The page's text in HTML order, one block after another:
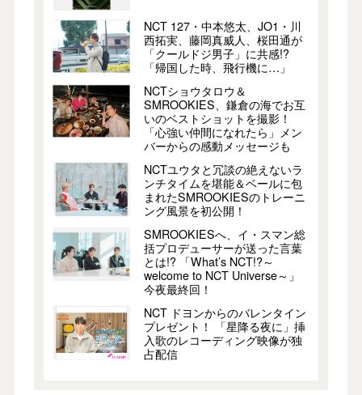
NCT 127・中本悠太、JO1・川
西拓実、藤岡真威人、桜田通が
「クールドジ男子」に共感!?
「帰国した時、飛行機に…」
NCTショウタロウ＆
SMROOKIES、鎌倉の海でお互
いのベストショットを撮影！
「心強い仲間になれたら」メン
バーからの感動メッセージも
NCTユウタと冗談の絶えないラ
ンチタイムを堪能＆ベールに包
まれたSMROOKIESのトレーニ
ング風景を初公開！
SMROOKIESへ、イ・スマン総
括プロデューサーが送った言葉
とは!? 「What’s NCT!?～
welcome to NCT Universe～」
今夜最終回！
NCT ドヨンからのバレンタイン
プレゼント！ 「星降る夜に」挿
入歌のレコーディング映像が独
占配信